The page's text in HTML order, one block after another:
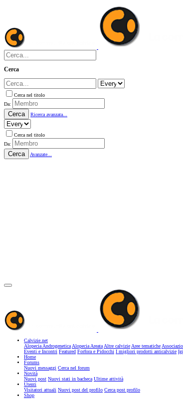
Cerca
Cerca nel titolo
Da:
Cerca Ricerca avanzata...
Cerca nel titolo
Da:
Cerca Avanzate...
Calvizie.net
Alopecia AndrogeneticaAlopecia AreataAltre calvizieAree tematiche
Eventi e Incontri Featured Forfora e Pidocchi I migliori prodotti anticalvizie
Home
Forums
Nuovi messaggi Cerca nel forum
Novità
Nuovi post Nuovi stati in bacheca Ultime attività
Utenti
Visitatori attuali Nuovi post del profilo Cerca post profilo
Shop